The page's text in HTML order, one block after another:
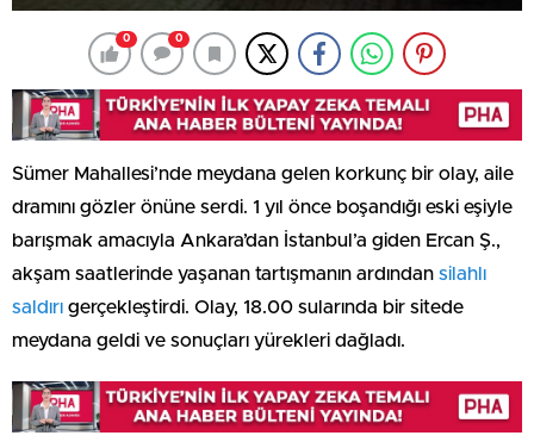
0 0
Sümer Mahallesi’nde meydana gelen korkunç bir olay, aile
dramını gözler önüne serdi. 1 yıl önce boşandığı eski eşiyle
barışmak amacıyla Ankara’dan İstanbul’a giden Ercan Ş.,
akşam saatlerinde yaşanan tartışmanın ardından silahlı
saldırı gerçekleştirdi. Olay, 18.00 sularında bir sitede
meydana geldi ve sonuçları yürekleri dağladı.